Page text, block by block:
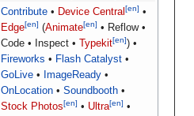
Contribute Device Central[en]
Edge[en] (Animate[en]
Reflow
Code
Inspect Typekit[en])
Fireworks
Flash Catalyst
GoLive
ImageReady
OnLocation
Soundbooth
Stock Photos[en] Ultra[en]